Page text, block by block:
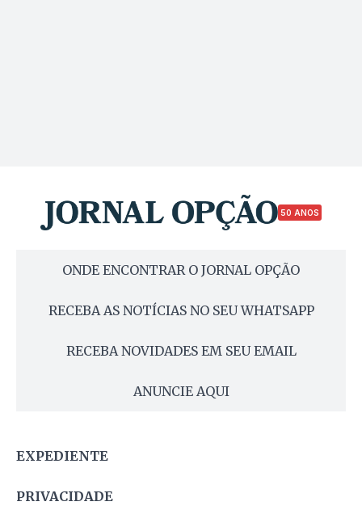
50 ANOS
ONDE ENCONTRAR O JORNAL OPÇÃO
RECEBA AS NOTÍCIAS NO SEU WHATSAPP
RECEBA NOVIDADES EM SEU EMAIL
ANUNCIE AQUI
EXPEDIENTE
PRIVACIDADE